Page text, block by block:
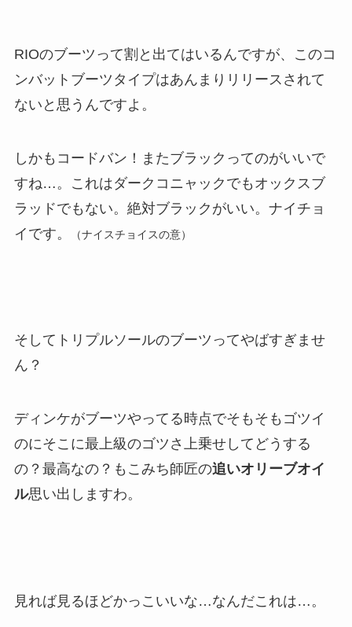
RIOのブーツって割と出てはいるんですが、このコ
ンバットブーツタイプはあんまりリリースされて
ないと思うんですよ。
しかもコードバン！またブラックってのがいいで
すね…。これはダークコニャックでもオックスブ
ラッドでもない。絶対ブラックがいい。ナイチョ
イです。
（ナイスチョイスの意）
そしてトリプルソールのブーツってやばすぎませ
ん？
ディンケがブーツやってる時点でそもそもゴツイ
のにそこに最上級のゴツさ上乗せしてどうする
の？最高なの？もこみち師匠の追いオリーブオイ
ル思い出しますわ。
見れば見るほどかっこいいな…なんだこれは…。